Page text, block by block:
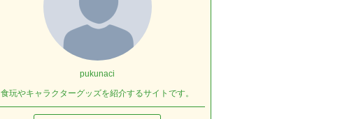
pukunaci
食玩やキャラクターグッズを紹介するサイトです。